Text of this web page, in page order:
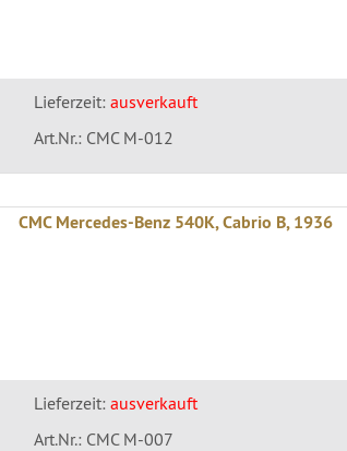
Lieferzeit: ausverkauft
Art.Nr.: CMC M-012
CMC Mercedes-Benz 540K, Cabrio B, 1936
Lieferzeit: ausverkauft
Art.Nr.: CMC M-007